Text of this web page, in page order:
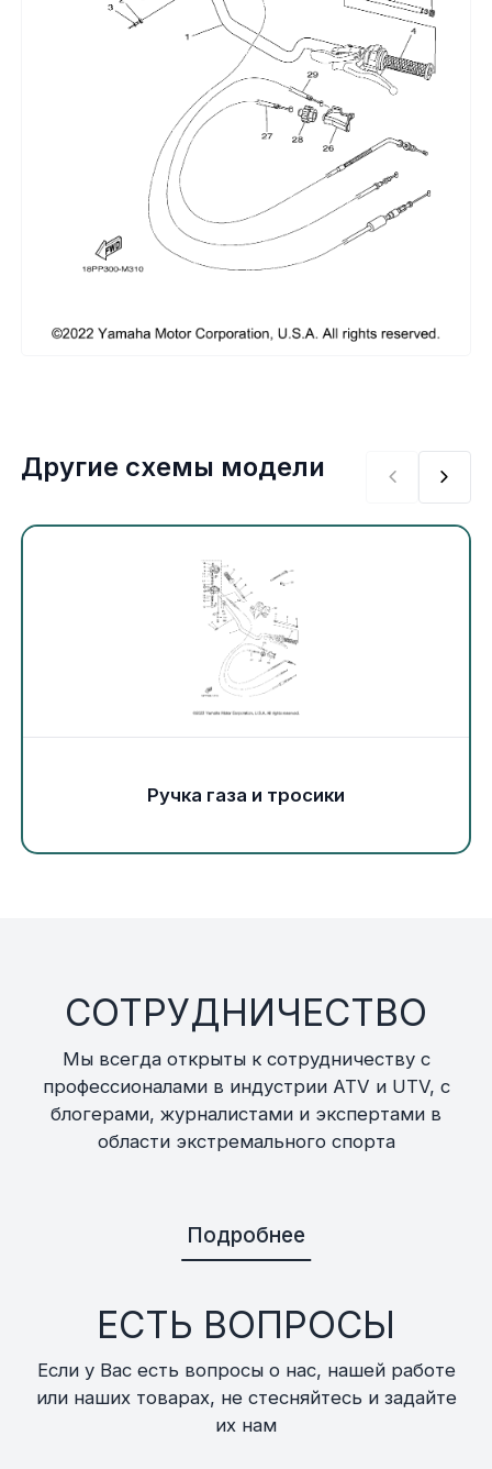
Топливная система
Тормозная система
Трансмиссия
Управление
Электрика
Другое
Движители (гребные винты)
Якорное оборудование
Другие схемы модели
Ручка газа и тросики
СОТРУДНИЧЕСТВО
Мы всегда открыты к сотрудничеству с
профессионалами в индустрии ATV и UTV, с
блогерами, журналистами и экспертами в
области экстремального спорта
Подробнее
ЕСТЬ ВОПРОСЫ
Если у Вас есть вопросы о нас, нашей работе
или наших товарах, не стесняйтесь и задайте
их нам